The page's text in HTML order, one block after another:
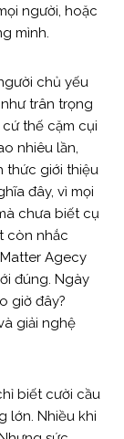
người, hoặc
mình.
chủ yếu
trân trọng
thế cặm cụi
nhiêu lần,
thức giới thiệu
đây, vì mọi
chưa biết cụ
còn nhắc
Agecy
đúng. Ngày
giờ đây?
giải nghệ
biết cười cầu
lớn. Nhiều khi